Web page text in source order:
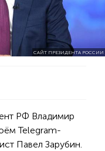
САЙТ ПРЕЗИДЕНТА РОССИИ
РФ Владимир
Telegram-
Павел Зарубин.